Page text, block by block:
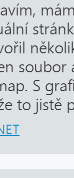
soubor
S
to jistě